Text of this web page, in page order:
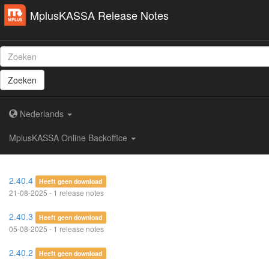
MplusKASSA Release Notes
Zoeken
Nederlands
MplusKASSA Online Backoffice
2.40.4 Heeft geen download
21-08-2025 - 1 release notes
2.40.3 Heeft geen download
05-08-2025 - 1 release notes
2.40.2 Heeft geen download